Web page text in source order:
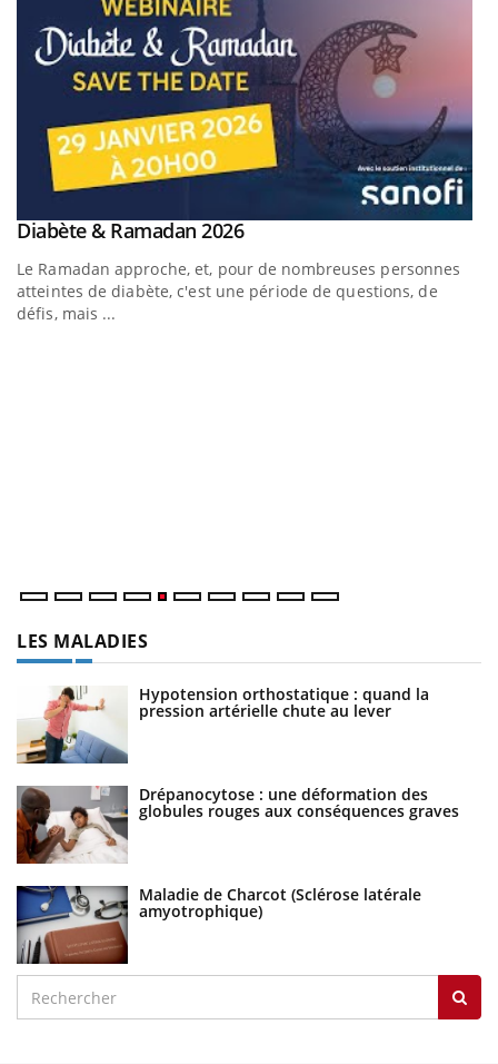
Youtube
Diabète & Ramadan 2026Youtube
Le Ramadan approche, et, pour de nombreuses personnes
atteintes de diabète, c'est une période de questions, de
défis, mais ...
LES MALADIES
Hypotension orthostatique : quand la
pression artérielle chute au lever
Drépanocytose : une déformation des
globules rouges aux conséquences graves
Maladie de Charcot (Sclérose latérale
amyotrophique)